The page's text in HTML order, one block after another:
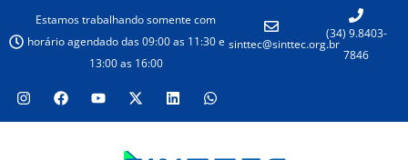
Estamos trabalhando somente com
horário agendado das 09:00 as 11:30 e
13:00 as 16:00
sinttec@sinttec.org.br
(34) 9.8403-
7846